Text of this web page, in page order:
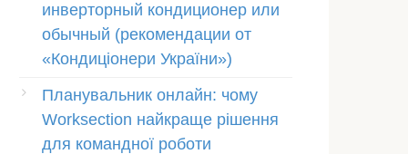
инверторный кондиционер или
обычный (рекомендации от
«Кондиціонери України»)
Планувальник онлайн: чому
Worksection найкраще рішення
для командної роботи